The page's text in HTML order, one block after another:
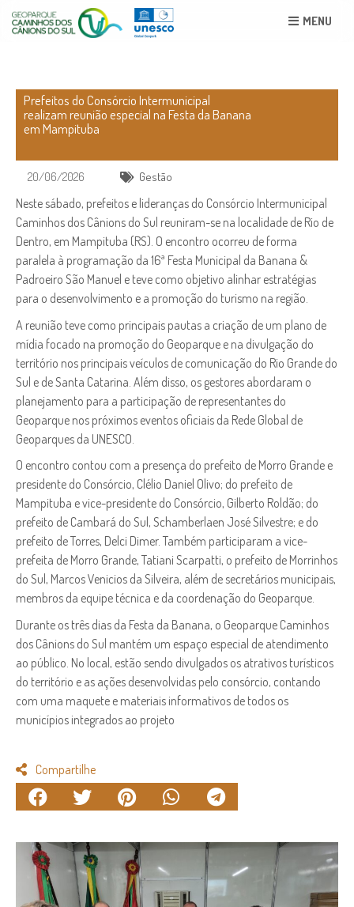
MENU
Prefeitos do Consórcio Intermunicipal
realizam reunião especial na Festa da Banana
em Mampituba
20/06/2026 Gestão
Neste sábado, prefeitos e lideranças do Consórcio Intermunicipal
Caminhos dos Cânions do Sul reuniram-se na localidade de Rio de
Dentro, em Mampituba (RS). O encontro ocorreu de forma
paralela à programação da 16ª Festa Municipal da Banana &
Padroeiro São Manuel e teve como objetivo alinhar estratégias
para o desenvolvimento e a promoção do turismo na região.
A reunião teve como principais pautas a criação de um plano de
mídia focado na promoção do Geoparque e na divulgação do
território nos principais veículos de comunicação do Rio Grande do
Sul e de Santa Catarina. Além disso, os gestores abordaram o
planejamento para a participação de representantes do
Geoparque nos próximos eventos oficiais da Rede Global de
Geoparques da UNESCO.
O encontro contou com a presença do prefeito de Morro Grande e
presidente do Consórcio, Clélio Daniel Olivo; do prefeito de
Mampituba e vice-presidente do Consórcio, Gilberto Roldão; do
prefeito de Cambará do Sul, Schamberlaen José Silvestre; e do
prefeito de Torres, Delci Dimer. Também participaram a vice-
prefeita de Morro Grande, Tatiani Scarpatti, o prefeito de Morrinhos
do Sul, Marcos Venicios da Silveira, além de secretários municipais,
membros da equipe técnica e da coordenação do Geoparque.
Durante os três dias da Festa da Banana, o Geoparque Caminhos
dos Cânions do Sul mantém um espaço especial de atendimento
ao público. No local, estão sendo divulgados os atrativos turísticos
do território e as ações desenvolvidas pelo consórcio, contando
com uma maquete e materiais informativos de todos os
municípios integrados ao projeto
Compartilhe